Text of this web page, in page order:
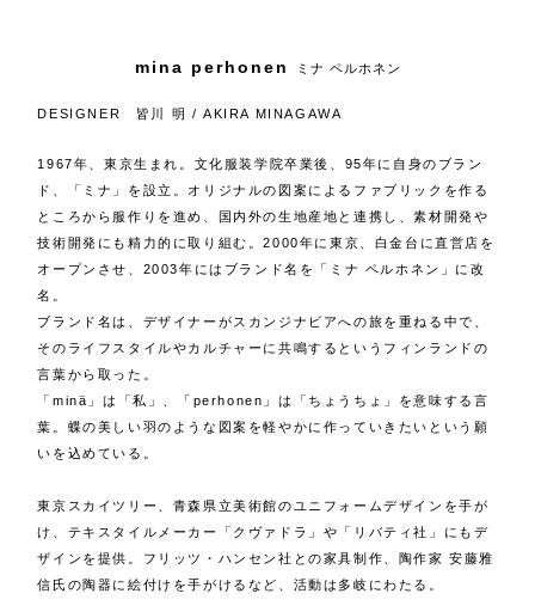
mina perhonen ミナ ペルホネン
DESIGNER 皆川 明 / AKIRA MINAGAWA
1967年、東京生まれ。文化服装学院卒業後、95年に自身のブラン
ド、「ミナ」を設立。オリジナルの図案によるファブリックを作る
ところから服作りを進め、国内外の生地産地と連携し、素材開発や
技術開発にも精力的に取り組む。2000年に東京、白金台に直営店を
オープンさせ、2003年にはブランド名を「ミナ ペルホネン」に改
名。
ブランド名は、デザイナーがスカンジナビアへの旅を重ねる中で、
そのライフスタイルやカルチャーに共鳴するというフィンランドの
言葉から取った。
「minä」は「私」、「perhonen」は「ちょうちょ」を意味する言
葉。蝶の美しい羽のような図案を軽やかに作っていきたいという願
いを込めている。
東京スカイツリー、青森県立美術館のユニフォームデザインを手が
け、テキスタイルメーカー「クヴァドラ」や「リバティ社」にもデ
ザインを提供。フリッツ・ハンセン社との家具制作、陶作家 安藤雅
信氏の陶器に絵付けを手がけるなど、活動は多岐にわたる。